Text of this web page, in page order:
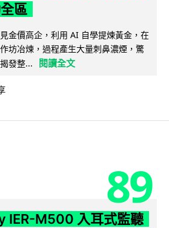
區
金價高企，利用 AI 自學提煉黃金，在
坊冶煉，過程產生大量刺鼻濃煙，驚
發整...
閱讀全文
89
IER-M500 入耳式監聽